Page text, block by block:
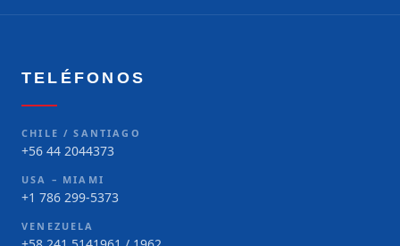
TELÉFONOS
CHILE / SANTIAGO
+56 44 2044373
USA – MIAMI
+1 786 299-5373
VENEZUELA